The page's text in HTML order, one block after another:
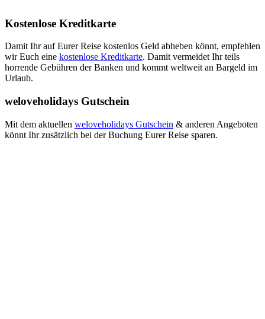
Kostenlose Kreditkarte
Damit Ihr auf Eurer Reise kostenlos Geld abheben könnt, empfehlen
wir Euch eine kostenlose Kreditkarte. Damit vermeidet Ihr teils
horrende Gebühren der Banken und kommt weltweit an Bargeld im
Urlaub.
weloveholidays Gutschein
Mit dem aktuellen weloveholidays Gutschein & anderen Angeboten
könnt Ihr zusätzlich bei der Buchung Eurer Reise sparen.